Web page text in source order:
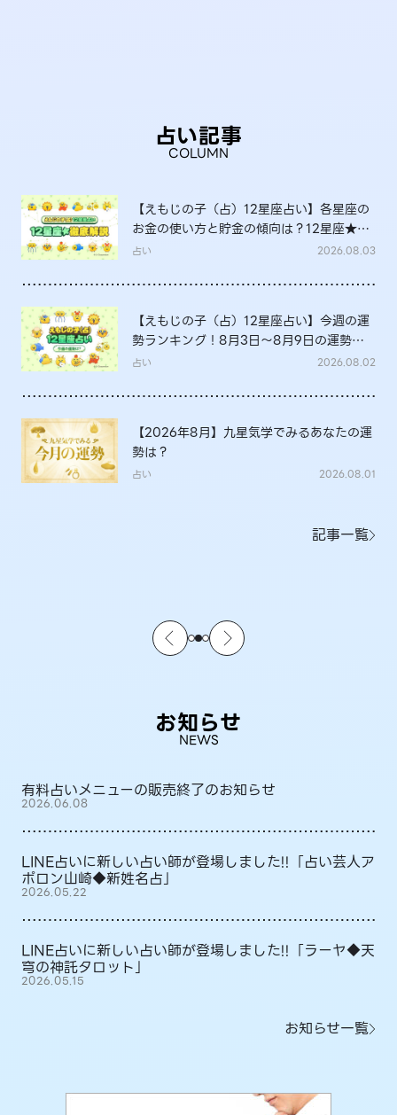
占い記事
COLUMN
【えもじの子（占）12星座占い】各星座の
お金の使い方と貯金の傾向は？12星座★徹
底解説
占い 2026.08.03
【えもじの子（占）12星座占い】今週の運
勢ランキング！8月3日～8月9日の運勢
は？
占い 2026.08.02
【2026年8月】九星気学でみるあなたの運
勢は？
占い 2026.08.01
記事一覧
お知らせ
NEWS
有料占いメニューの販売終了のお知らせ
2026.06.08
LINE占いに新しい占い師が登場しました!!「占い芸人ア
ポロン山崎◆新姓名占」
2026.05.22
LINE占いに新しい占い師が登場しました!!「ラーヤ◆天
穹の神託タロット」
2026.05.15
お知らせ一覧